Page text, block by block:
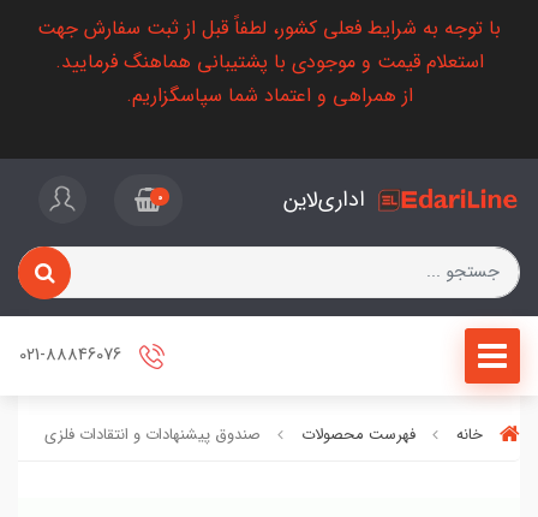
با توجه به شرایط فعلی کشور، لطفاً قبل از ثبت سفارش جهت
استعلام قیمت و موجودی با پشتیبانی هماهنگ فرمایید.
از همراهی و اعتماد شما سپاسگزاریم.
اداری‌لاین 0
خانه فهرست محصولات صندوق پیشنهادات و انتقادات فلزی